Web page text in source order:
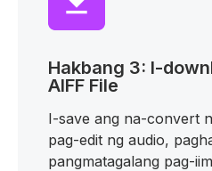
Hakbang 3: I-
AIFF File
I-save ang na-convert
pag-edit ng audio,
pangmatagalang pag-